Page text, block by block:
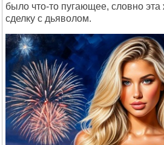
было что-то пугающее, словно
сделку с дьяволом.